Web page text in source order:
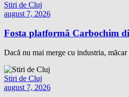
Stiri de Cluj
august 7, 2026
Fosta platformă Carbochim
Dacă nu mai merge cu industria,
Stiri de Cluj
august 7, 2026